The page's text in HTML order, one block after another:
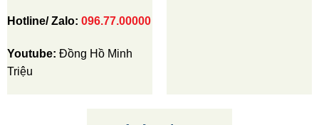
Hotline/ Zalo: 096.77.00000
Youtube: Đồng Hồ Minh
Triệu